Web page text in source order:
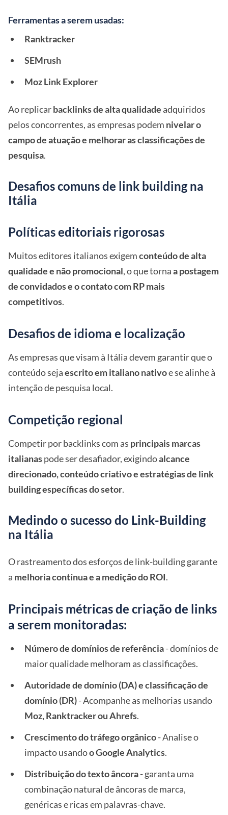
Ferramentas a serem usadas:
Ranktracker
SEMrush
Moz Link Explorer
Ao replicarbacklinks de alta qualidade adquiridos
pelos concorrentes, as empresas podem nivelar o
campo de atuação e melhorar as classificações de
pesquisa.
Desafios comuns de link building na
Itália
Políticas editoriais rigorosas
Muitos editores italianos exigemconteúdo de alta
qualidade e não promocional, o que tornaa postagem
de convidados e o contato com RP mais
competitivos.
Desafios de idioma e localização
As empresas que visam à Itália devem garantir que o
conteúdo sejaescrito em italiano nativoe se alinhe à
intenção de pesquisa local.
Competição regional
Competir por backlinks com as principais marcas
italianaspode ser desafiador, exigindoalcance
direcionado, conteúdo criativo e estratégias de link
building específicas do setor.
Medindo o sucesso do Link-Building
na Itália
O rastreamento dos esforços de link-building garante
a melhoria contínua e a medição do ROI.
Principais métricas de criação de links
a serem monitoradas:
Número de domínios de referência- domínios de
maior qualidade melhoram as classificações.
Autoridade de domínio (DA) e classificação de
domínio (DR)- Acompanhe as melhorias usando
Moz, Ranktracker ou Ahrefs.
Crescimento do tráfego orgânico- Analise o
impacto usandoo Google Analytics.
Distribuição do texto âncora- garanta uma
combinação natural de âncoras de marca,
genéricas e ricas em palavras-chave.